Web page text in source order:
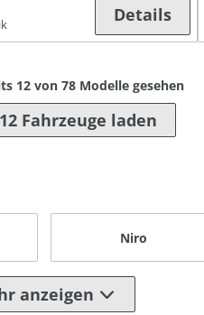
Details
12von 78Modelle gesehen
Fahrzeuge laden
Niro
anzeigen